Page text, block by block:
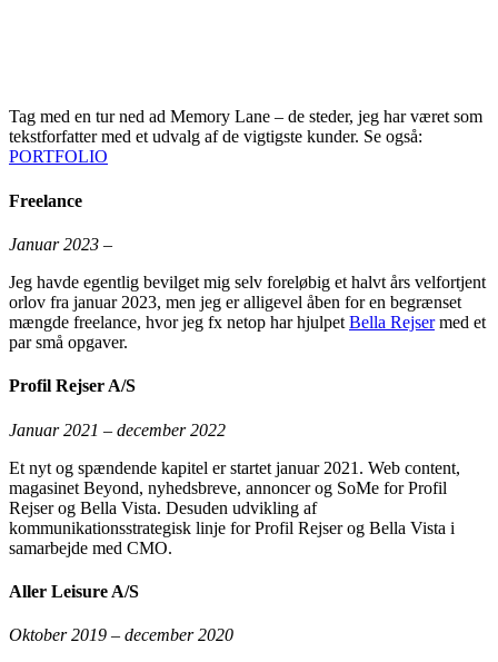
Tag med en tur ned ad Memory Lane – de steder, jeg har været som
tekstforfatter med et udvalg af de vigtigste kunder. Se også:
PORTFOLIO
Freelance
Januar 2023 –
Jeg havde egentlig bevilget mig selv foreløbig et halvt års velfortjent
orlov fra januar 2023, men jeg er alligevel åben for en begrænset
mængde freelance, hvor jeg fx netop har hjulpet Bella Rejsermed et
par små opgaver.
Profil Rejser A/S
Januar 2021 – december 2022
Et nyt og spændende kapitel er startet januar 2021. Web content,
magasinet Beyond, nyhedsbreve, annoncer og SoMe for Profil
Rejser og Bella Vista. Desuden udvikling af
kommunikationsstrategisk linje for Profil Rejser og Bella Vista i
samarbejde med CMO.
Aller Leisure A/S
Oktober 2019 – december 2020